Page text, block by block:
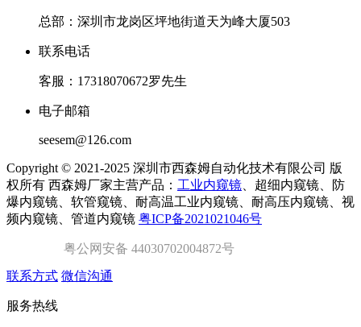
总部：深圳市龙岗区坪地街道天为峰大厦503
联系电话
客服：17318070672罗先生
电子邮箱
seesem@126.com
Copyright © 2021-2025 深圳市西森姆自动化技术有限公司 版
权所有 西森姆厂家主营产品： 工业内窥镜 、超细内窥镜、防
爆内窥镜、软管窥镜、耐高温工业内窥镜、耐高压内窥镜、视
频内窥镜、管道内窥镜 粤ICP备2021021046号
粤公网安备 44030702004872号
联系方式 微信沟通
服务热线